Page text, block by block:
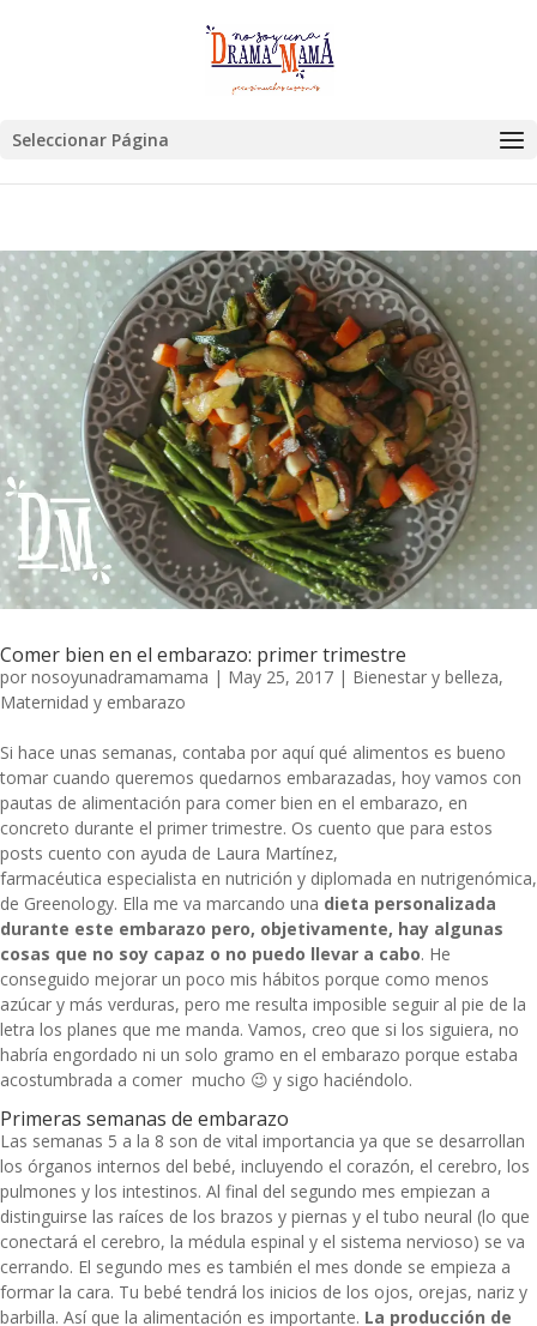
Seleccionar Página
Comer bien en el embarazo: primer trimestre
por nosoyunadramamama | May 25, 2017 | Bienestar y belleza,
Maternidad y embarazo
Si hace unas semanas, contaba por aquí qué alimentos es bueno
tomar cuando queremos quedarnos embarazadas, hoy vamos con
pautas de alimentación para comer bien en el embarazo, en
concreto durante el primer trimestre. Os cuento que para estos
posts cuento con ayuda de Laura Martínez,
farmacéutica especialista en nutrición y diplomada en nutrigenómica,
de Greenology. Ella me va marcando una dieta personalizada
durante este embarazo pero, objetivamente, hay algunas
cosas que no soy capaz o no puedo llevar a cabo. He
conseguido mejorar un poco mis hábitos porque como menos
azúcar y más verduras, pero me resulta imposible seguir al pie de la
letra los planes que me manda. Vamos, creo que si los siguiera, no
habría engordado ni un solo gramo en el embarazo porque estaba
acostumbrada a comer mucho 😉 y sigo haciéndolo.
Primeras semanas de embarazo
Las semanas 5 a la 8 son de vital importancia ya que se desarrollan
los órganos internos del bebé, incluyendo el corazón, el cerebro, los
pulmones y los intestinos. Al final del segundo mes empiezan a
distinguirse las raíces de los brazos y piernas y el tubo neural (lo que
conectará el cerebro, la médula espinal y el sistema nervioso) se va
cerrando. El segundo mes es también el mes donde se empieza a
formar la cara. Tu bebé tendrá los inicios de los ojos, orejas, nariz y
barbilla. Así que la alimentación es importante. La producción de